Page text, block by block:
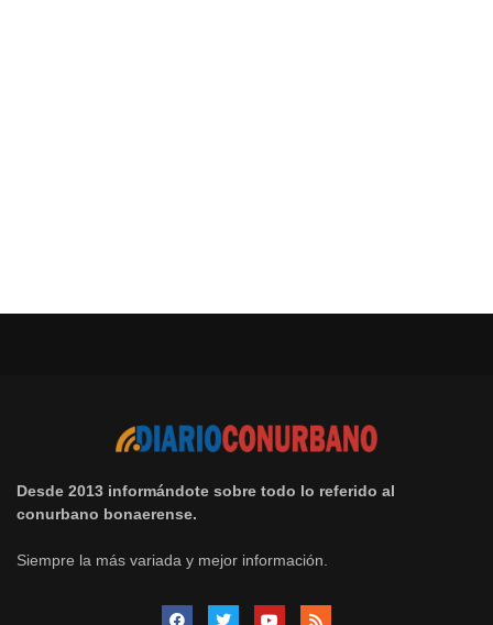
Desde 2013 informándote sobre todo lo referido al
conurbano bonaerense.
Siempre la más variada y mejor información.